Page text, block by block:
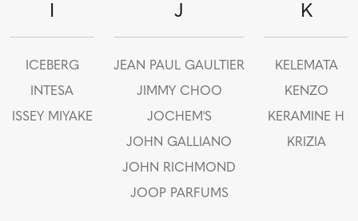
I
ICEBERG
INTESA
ISSEY MIYAKE
J
JEAN PAUL GAULTIER
JIMMY CHOO
JOCHEM'S
JOHN GALLIANO
JOHN RICHMOND
JOOP PARFUMS
K
KELEMATA
KENZO
KERAMINE H
KRIZIA